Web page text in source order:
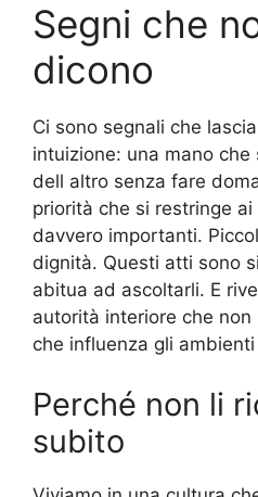
Segni che
dicono
Ci sono segnali che
intuizione: una mano
dell altro senza fare
priorità che si restringe
davvero importanti.
dignità. Questi atti sono
abitua ad ascoltarli. E
autorità interiore che
che influenza gli
Perché non li
subito